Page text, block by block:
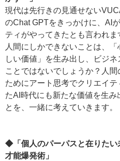
現代は先行きの見通せない
のChat GPTをきっかけに、AI
ティがやってきたとも言われ
人間にしかできないことは、
しい価値」を生み出し、ビジ
ことではないでしょうか？人
ためにアート思考でクリエイ
たAI時代にも新たな価値を生み
とを、一緒に考えていきます。
◆「個人のパーパスと在りたい
才能爆発術」